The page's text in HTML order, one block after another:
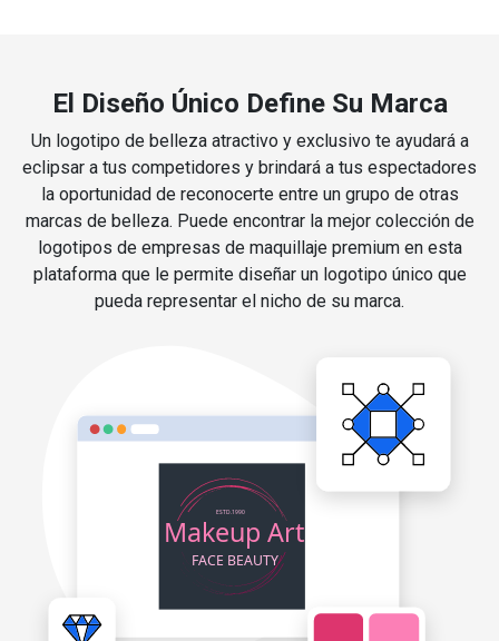
El Diseño Único Define Su Marca
Un logotipo de belleza atractivo y exclusivo te ayudará a
eclipsar a tus competidores y brindará a tus espectadores
la oportunidad de reconocerte entre un grupo de otras
marcas de belleza. Puede encontrar la mejor colección de
logotipos de empresas de maquillaje premium en esta
plataforma que le permite diseñar un logotipo único que
pueda representar el nicho de su marca.